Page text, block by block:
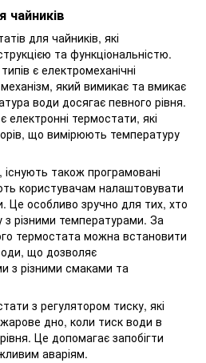
чайників
для чайників, які
та функціональністю.
є електромеханічні
який вимикає та вмикає
води досягає певного рівня.
термостати, які
що вимірюють температуру
також програмовані
користувачам налаштовувати
Це особливо зручно для тих, хто
різними температурами. За
термостата можна встановити
що дозволяє
з різними смаками та
з регулятором тиску, які
дно, коли тиск води в
Це допомагає запобігти
аваріям.